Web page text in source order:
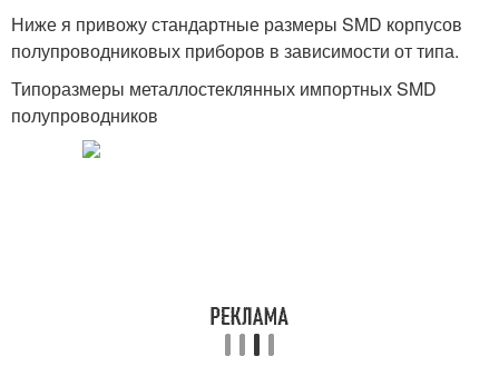
Ниже я привожу стандартные размеры SMD корпусов
полупроводниковых приборов в зависимости от типа.
Типоразмеры металлостеклянных импортных SMD
полупроводников